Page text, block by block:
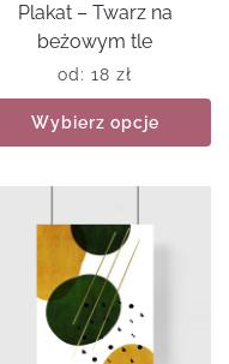
Plakat – Twarz na
beżowym tle
od: 18 zł
Wybierz opcje